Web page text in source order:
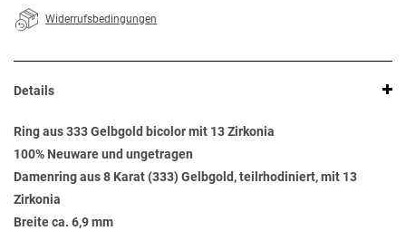
Widerrufsbedingungen
Details
Ring aus 333 Gelbgold bicolor mit 13 Zirkonia
100% Neuware und ungetragen
Damenring aus 8 Karat (333) Gelbgold, teilrhodiniert, mit 13
Zirkonia
Breite ca. 6,9 mm